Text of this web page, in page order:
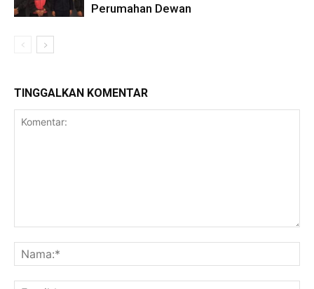
Perumahan Dewan
TINGGALKAN KOMENTAR